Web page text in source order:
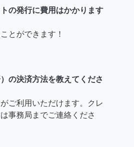
の発行に費用はかかります
とができます！
の決済方法を教えてくださ
ご利用いただけます。クレ
事務局までご連絡くださ